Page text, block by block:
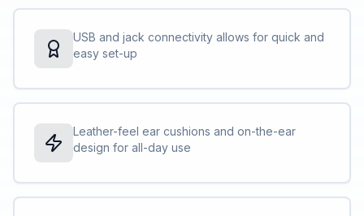
USB and jack connectivity allows for quick and
easy set-up
Leather-feel ear cushions and on-the-ear
design for all-day use